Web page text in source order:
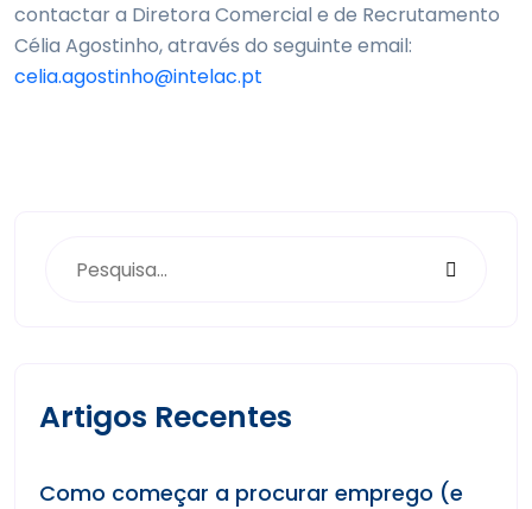
contactar a Diretora Comercial e de Recrutamento
Célia Agostinho, através do seguinte email:
celia.agostinho@intelac.pt
Artigos Recentes
Como começar a procurar emprego (e